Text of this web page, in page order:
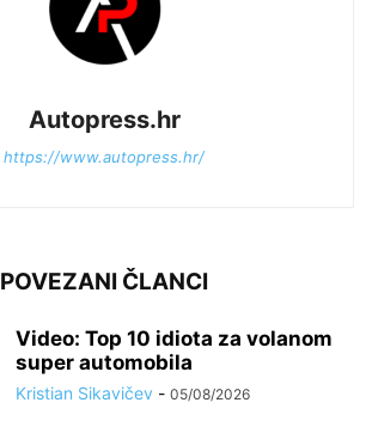
Autopress.hr
https://www.autopress.hr/
POVEZANI ČLANCI
Video: Top 10 idiota za volanom
super automobila
Kristian Sikavičev - 05/08/2026